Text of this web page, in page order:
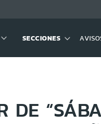
SECCIONES
DE